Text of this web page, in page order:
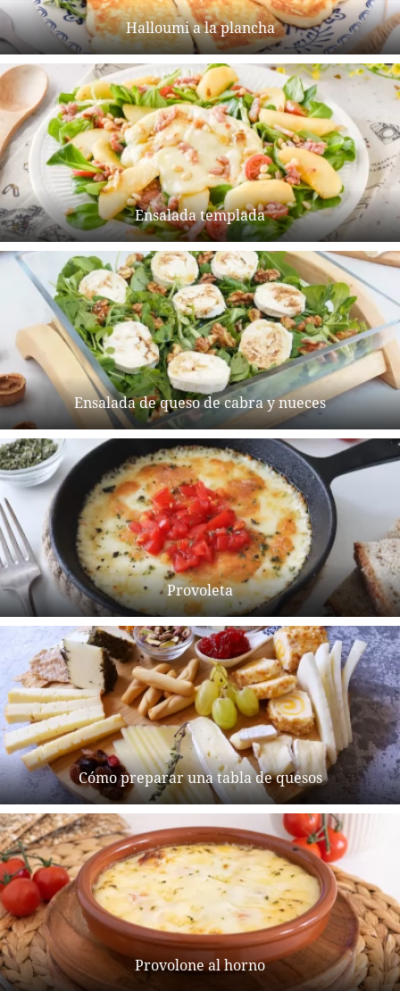
Halloumi a la plancha
Ensalada templada
Ensalada de queso de cabra y nueces
Provoleta
Cómo preparar una tabla de quesos
Provolone al horno